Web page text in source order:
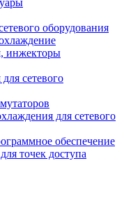
оборудования
инжекторы
сетевого
для сетевого
обеспечение
точек доступа